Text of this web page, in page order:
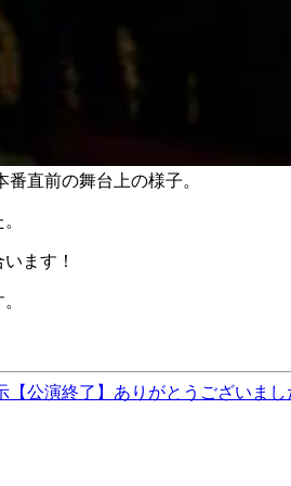
直前の舞台上の様子。
ます！
【公演終了】ありがとうございま